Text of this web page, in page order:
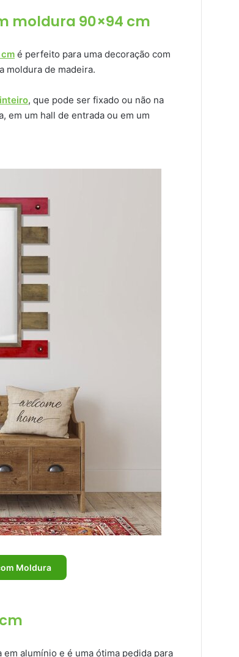
moldura 90×94 cm
é perfeito para uma decoração com
moldura de madeira.
, que pode ser fixado ou não na
em um hall de entrada ou em um
Moldura
em alumínio e é uma ótima pedida para